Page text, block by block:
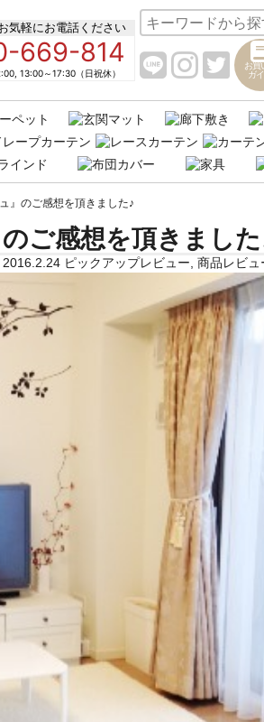
気軽にお電話ください
669-814
13:00～17:30（日祝休）
お買
ガ
』のご感想を頂きました♪
ご感想を頂きました
2016.2.24 ピックアップレビュー 商品レビュ